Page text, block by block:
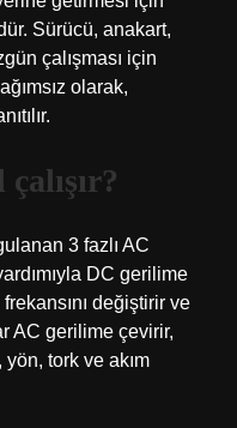
Sürücü, anakart,
çalışması için
olarak,
3 fazlı AC
DC gerilime
değiştirir ve
AC gerilime çevirir,
yön, tork ve akım